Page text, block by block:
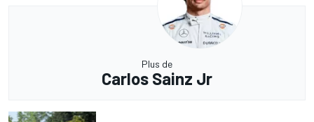
Plus de
Carlos Sainz Jr